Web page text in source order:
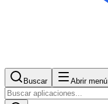
Buscar Abrir menú